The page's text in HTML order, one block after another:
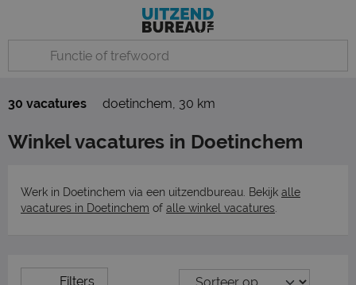
30 vacatures doetinchem, 30 km
Winkel vacatures in Doetinchem
Werk in Doetinchem via een uitzendbureau. Bekijk alle
vacatures in Doetinchem of alle winkel vacatures
Filters